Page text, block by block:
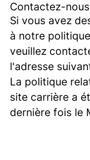
Contactez-nous
Si vous avez
à notre
veuillez
l'adresse
La politique
site carrière a
dernière fois le